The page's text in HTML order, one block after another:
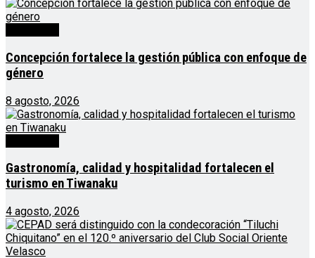
Concepción fortalece la gestión pública con enfoque de
género
8 agosto, 2026
Gastronomía, calidad y hospitalidad fortalecen el
turismo en Tiwanaku
4 agosto, 2026